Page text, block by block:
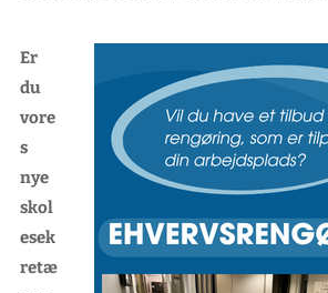
Er
du
vore
s
nye
skol
esek
retæ